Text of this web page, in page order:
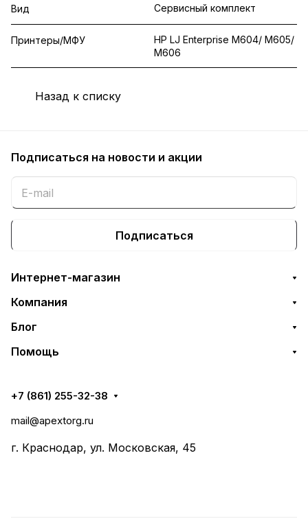
Вид Сервисный комплект
Принтеры/МФУ
HP LJ Enterprise M604/ M605/
M606
Назад к списку
Подписаться на новости и акции
Подписаться
Интернет-магазин
Компания
Блог
Помощь
+7 (861) 255-32-38
mail@apextorg.ru
г. Краснодар, ул. Московская, 45